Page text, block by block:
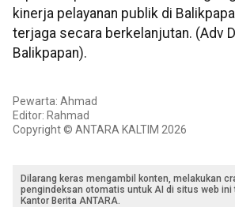
kinerja pelayanan publik di
terjaga secara berkelanjutan. (Adv
Balikpapan).
Pewarta: Ahmad
Editor: Rahmad
Copyright © ANTARA KALTIM 2026
Dilarang keras mengambil konten, melakukan
pengindeksan otomatis untuk AI di situs web
Kantor Berita ANTARA.